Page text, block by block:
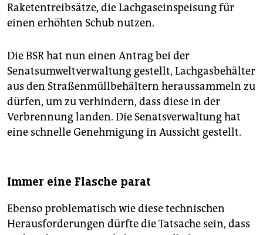
Raketentreibsätze, die Lachgaseinspeisung für
einen erhöhten Schub nutzen.
Die BSR hat nun einen Antrag bei der
Senatsumweltverwaltung gestellt, Lachgasbehälter
aus den Straßenmüllbehältern heraussammeln zu
dürfen, um zu verhindern, dass diese in der
Verbrennung landen. Die Senatsverwaltung hat
eine schnelle Genehmigung in Aussicht gestellt.
Immer eine Flasche parat
Ebenso problematisch wie diese technischen
Herausforderungen dürfte die Tatsache sein, dass